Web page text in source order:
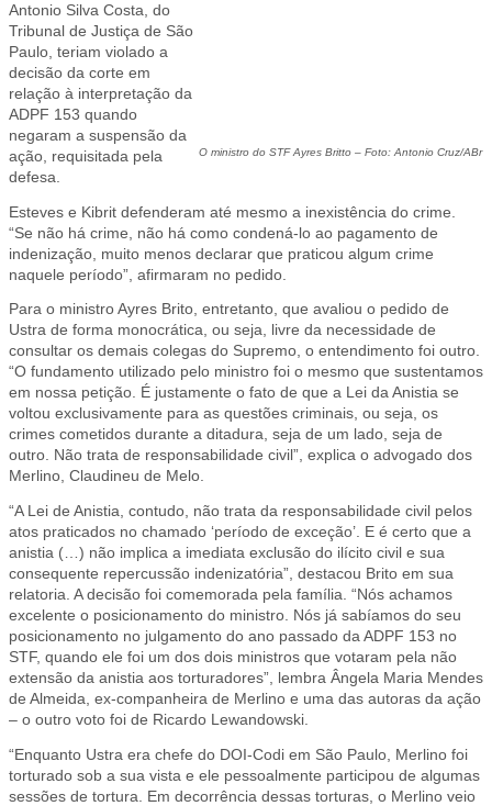
O ministro do STF Ayres Britto – Foto: Antonio Cruz/ABr
Antonio Silva Costa, do
Tribunal de Justiça de São
Paulo, teriam violado a
decisão da corte em
relação à interpretação da
ADPF 153 quando
negaram a suspensão da
ação, requisitada pela
defesa.
Esteves e Kibrit defenderam até mesmo a inexistência do crime.
“Se não há crime, não há como condená-lo ao pagamento de
indenização, muito menos declarar que praticou algum crime
naquele período”, afirmaram no pedido.
Para o ministro Ayres Brito, entretanto, que avaliou o pedido de
Ustra de forma monocrática, ou seja, livre da necessidade de
consultar os demais colegas do Supremo, o entendimento foi outro.
“O fundamento utilizado pelo ministro foi o mesmo que sustentamos
em nossa petição. É justamente o fato de que a Lei da Anistia se
voltou exclusivamente para as questões criminais, ou seja, os
crimes cometidos durante a ditadura, seja de um lado, seja de
outro. Não trata de responsabilidade civil”, explica o advogado dos
Merlino, Claudineu de Melo.
“A Lei de Anistia, contudo, não trata da responsabilidade civil pelos
atos praticados no chamado ‘período de exceção’. E é certo que a
anistia (…) não implica a imediata exclusão do ilícito civil e sua
consequente repercussão indenizatória”, destacou Brito em sua
relatoria. A decisão foi comemorada pela família. “Nós achamos
excelente o posicionamento do ministro. Nós já sabíamos do seu
posicionamento no julgamento do ano passado da ADPF 153 no
STF, quando ele foi um dos dois ministros que votaram pela não
extensão da anistia aos torturadores”, lembra Ângela Maria Mendes
de Almeida, ex-companheira de Merlino e uma das autoras da ação
– o outro voto foi de Ricardo Lewandowski.
“Enquanto Ustra era chefe do DOI-Codi em São Paulo, Merlino foi
torturado sob a sua vista e ele pessoalmente participou de algumas
sessões de tortura. Em decorrência dessas torturas, o Merlino veio